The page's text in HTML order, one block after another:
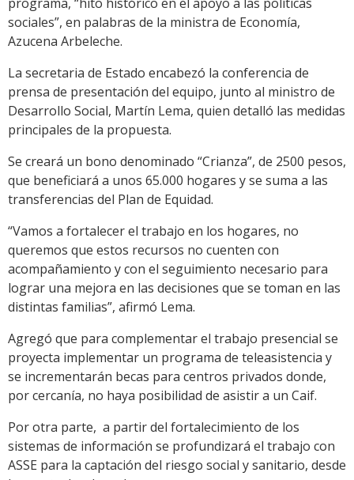
sociales”, en palabras de la ministra de Economía,
Azucena Arbeleche.
La secretaria de Estado encabezó la conferencia de
prensa de presentación del equipo, junto al ministro de
Desarrollo Social, Martín Lema, quien detalló las medidas
principales de la propuesta.
Se creará un bono denominado “Crianza”, de 2500 pesos,
que beneficiará a unos 65.000 hogares y se suma a las
transferencias del Plan de Equidad.
“Vamos a fortalecer el trabajo en los hogares, no
queremos que estos recursos no cuenten con
acompañamiento y con el seguimiento necesario para
lograr una mejora en las decisiones que se toman en las
distintas familias”, afirmó Lema.
Agregó que para complementar el trabajo presencial se
proyecta implementar un programa de teleasistencia y
se incrementarán becas para centros privados donde,
por cercanía, no haya posibilidad de asistir a un Caif.
Por otra parte, a partir del fortalecimiento de los
sistemas de información se profundizará el trabajo con
ASSE para la captación del riesgo social y sanitario, desde